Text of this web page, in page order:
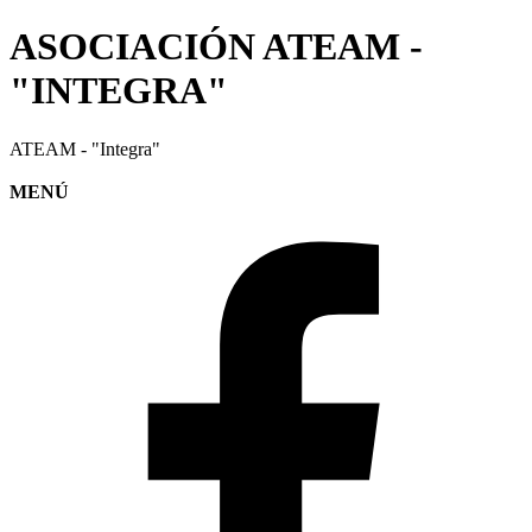
ASOCIACIÓN ATEAM -
"INTEGRA"
ATEAM - "Integra"
MENÚ